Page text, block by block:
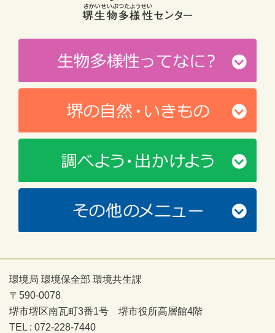
環境局 環境保全部 環境共生課
〒590-0078
堺市堺区南瓦町3番1号 堺市役所高層館4階
TEL : 072-228-7440